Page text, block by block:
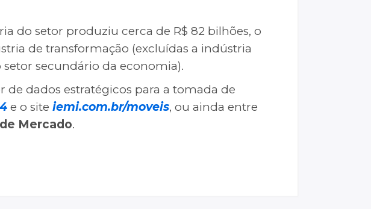
do setor produziu cerca de R$ 82 bilhões, o
de transformação (excluídas a indústria
secundário da economia).
de dados estratégicos para a tomada de
e o site iemi.com.br/moveis, ou ainda entre
Mercado.